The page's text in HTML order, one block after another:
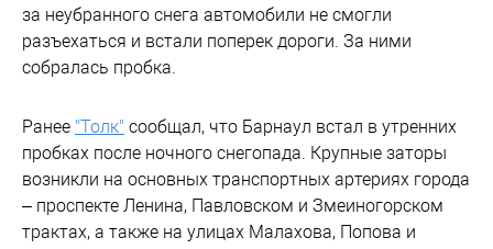
за неубранного снега автомобили не смогли
разъехаться и встали поперек дороги. За ними
собралась пробка.
Ранее "Толк" сообщал, что Барнаул встал в утренних
пробках после ночного снегопада. Крупные заторы
возникли на основных транспортных артериях города
– проспекте Ленина, Павловском и Змеиногорском
трактах, а также на улицах Малахова, Попова и